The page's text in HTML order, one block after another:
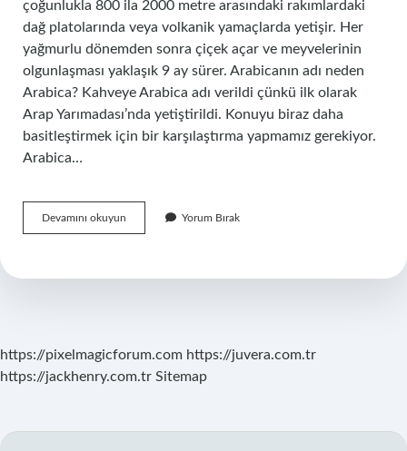
çoğunlukla 800 ila 2000 metre arasındaki rakımlardaki
dağ platolarında veya volkanik yamaçlarda yetişir. Her
yağmurlu dönemden sonra çiçek açar ve meyvelerinin
olgunlaşması yaklaşık 9 ay sürer. Arabicanın adı neden
Arabica? Kahveye Arabica adı verildi çünkü ilk olarak
Arap Yarımadası’nda yetiştirildi. Konuyu biraz daha
basitleştirmek için bir karşılaştırma yapmamız gerekiyor.
Arabica…
Devamını okuyun
Araplarin
Yorum Bırak
https://pixelmagicforum.com https://juvera.com.tr
https://jackhenry.com.tr Sitemap